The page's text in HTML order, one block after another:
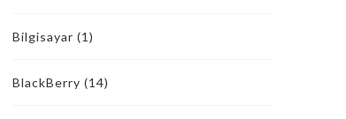
Bilgisayar (1)
BlackBerry (14)